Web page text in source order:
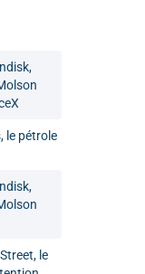
le pétrole
le